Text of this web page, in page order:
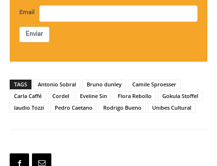
Email
Enviar
TAGS Antonio Sobral Bruno dunley
Camile Sproesser
Carla Caffé
Cordel Eveline Sin Flora Rebollo
Gokula Stoffel
laudio Tozzi
Pedro Caetano Rodrigo Bueno Unibes Cultural